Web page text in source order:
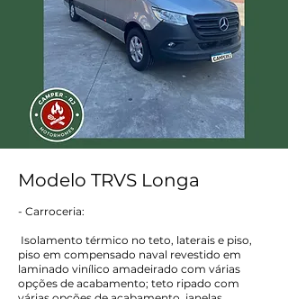
Modelo TRVS Longa
- Carroceria:
Isolamento térmico no teto, laterais e piso,
piso em compensado naval revestido em
laminado vinílico amadeirado com várias
opções de acabamento; teto ripado com